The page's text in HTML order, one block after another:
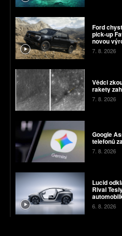
Ford
pick-up
novou
7. 8. 2026
Vědci
rakety
7. 8. 2026
Google
telefonů
7. 8. 2026
Lucid
Rival
chyby
6. 8. 2026